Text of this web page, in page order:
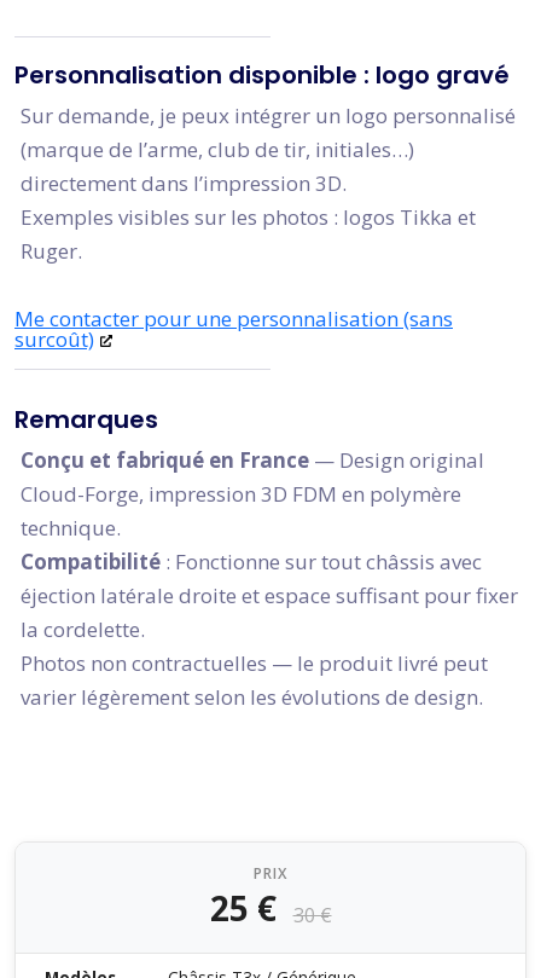
Personnalisation disponible : logo gravé
Sur demande, je peux intégrer un logo personnalisé
(marque de l’arme, club de tir, initiales…)
directement dans l’impression 3D.
Exemples visibles sur les photos : logos Tikka et
Ruger.
Me contacter pour une personnalisation (sans
surcoût)
Remarques
Conçu et fabriqué en France — Design original
Cloud-Forge, impression 3D FDM en polymère
technique.
Compatibilité : Fonctionne sur tout châssis avec
éjection latérale droite et espace suffisant pour fixer
la cordelette.
Photos non contractuelles — le produit livré peut
varier légèrement selon les évolutions de design.
PRIX
25 € 30 €